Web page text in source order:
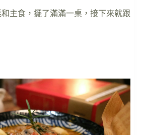
主食，擺了滿滿一桌，接下來就跟